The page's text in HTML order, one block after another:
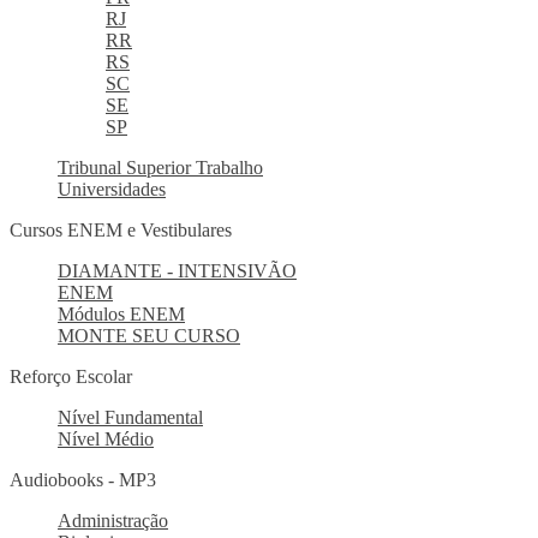
RJ
RR
RS
SC
SE
SP
Tribunal Superior Trabalho
Universidades
Cursos ENEM e Vestibulares
DIAMANTE - INTENSIVÃO
ENEM
Módulos ENEM
MONTE SEU CURSO
Reforço Escolar
Nível Fundamental
Nível Médio
Audiobooks - MP3
Administração